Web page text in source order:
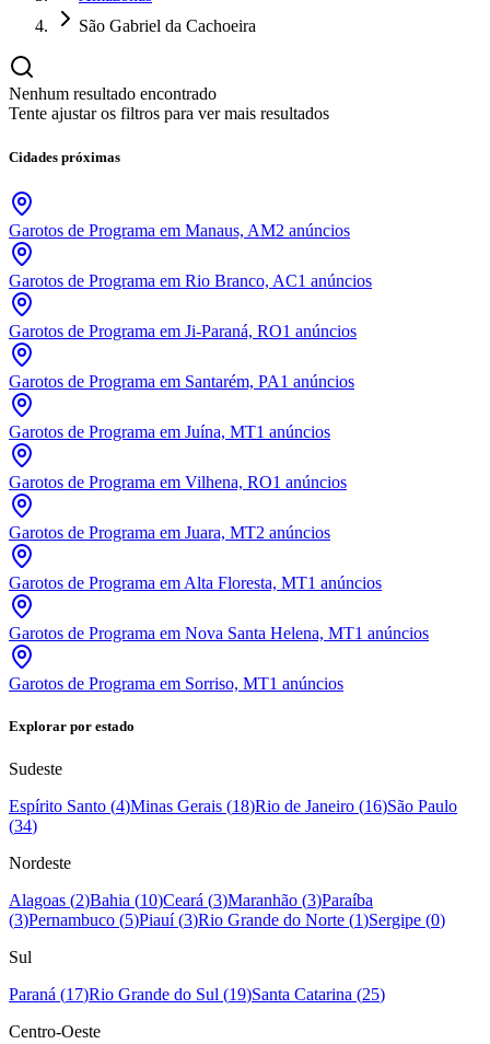
São Gabriel da Cachoeira
Nenhum resultado encontrado
Tente ajustar os filtros para ver mais resultados
Cidades próximas
Garotos de Programa em Manaus, AM2 anúncios
Garotos de Programa em Rio Branco, AC1 anúncios
Garotos de Programa em Ji-Paraná, RO1 anúncios
Garotos de Programa em Santarém, PA1 anúncios
Garotos de Programa em Juína, MT1 anúncios
Garotos de Programa em Vilhena, RO1 anúncios
Garotos de Programa em Juara, MT2 anúncios
Garotos de Programa em Alta Floresta, MT1 anúncios
Garotos de Programa em Nova Santa Helena, MT1 anúncios
Garotos de Programa em Sorriso, MT1 anúncios
Explorar por estado
Sudeste
Espírito Santo (4)Minas Gerais (18)Rio de Janeiro (16)São Paulo
(34)
Nordeste
Alagoas (2)Bahia (10)Ceará (3)Maranhão (3)Paraíba
(3)Pernambuco (5)Piauí(3)Rio Grande do Norte (1)Sergipe (0)
Sul
Paraná (17)Rio Grande do Sul (19)Santa Catarina (25)
Centro-Oeste